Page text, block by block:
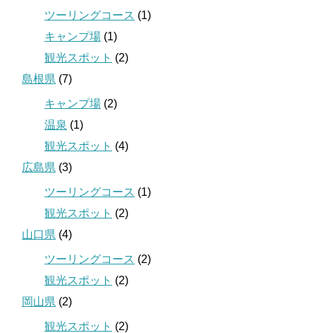
ツーリングコース (1)
キャンプ場 (1)
観光スポット (2)
島根県 (7)
キャンプ場 (2)
温泉 (1)
観光スポット (4)
広島県 (3)
ツーリングコース (1)
観光スポット (2)
山口県 (4)
ツーリングコース (2)
観光スポット (2)
岡山県 (2)
観光スポット (2)